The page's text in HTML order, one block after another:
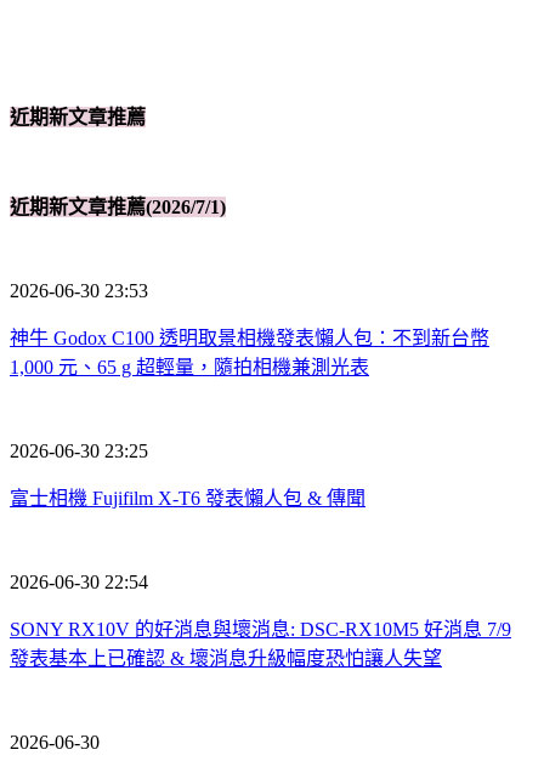
近期新文章推薦
近期新文章推薦(2026/7/1)
2026-06-30 23:53
神牛 Godox C100 透明取景相機發表懶人包：不到新台幣
1,000 元、65 g 超輕量，隨拍相機兼測光表
2026-06-30 23:25
富士相機 Fujifilm X-T6 發表懶人包 & 傳聞
2026-06-30 22:54
SONY RX10V 的好消息與壞消息: DSC-RX10M5 好消息 7/9
發表基本上已確認 & 壞消息升級幅度恐怕讓人失望
2026-06-30